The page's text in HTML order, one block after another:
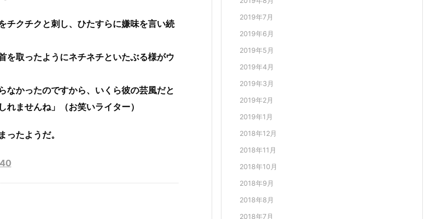
チクチクと刺し、ひたすらに嫌味を言い続
を取ったようにネチネチといたぶる様がウ
なかったのですから、いくら彼の芸風だと
ませんね」（お笑いライター）
ったようだ。
2019年7月
2019年6月
2019年5月
2019年4月
2019年3月
2019年2月
2019年1月
2018年12月
2018年11月
2018年10月
2018年9月
2018年8月
2018年7月